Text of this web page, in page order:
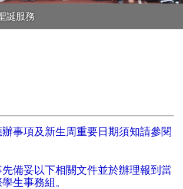
誕服務
事項及新生周重要日期須知請參閱
備妥以下相關文件並於辦理報到當
生事務組。